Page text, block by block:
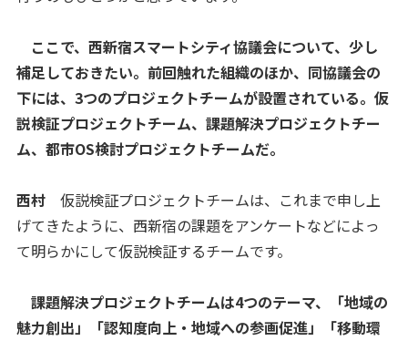
ここで、西新宿スマートシティ協議会について、少し
補足しておきたい。前回触れた組織のほか、同協議会の
下には、3つのプロジェクトチームが設置されている。仮
説検証プロジェクトチーム、課題解決プロジェクトチー
ム、都市OS検討プロジェクトチームだ。
西村仮説検証プロジェクトチームは、これまで申し上
げてきたように、西新宿の課題をアンケートなどによっ
て明らかにして仮説検証するチームです。
課題解決プロジェクトチームは4つのテーマ、「地域の
魅力創出」「認知度向上・地域への参画促進」「移動環